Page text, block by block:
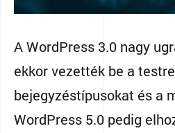
A WordPress 3.0 nagy
ekkor vezették be a
bejegyzéstípusokat és a
WordPress 5.0 pedig